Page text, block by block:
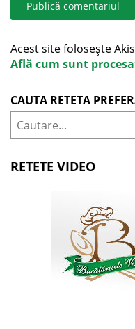
Acest site folosește
Află cum sunt
CAUTA RETETA
RETETE VIDEO